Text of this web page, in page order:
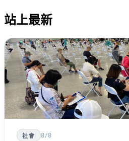
站上最新
社會 8/8